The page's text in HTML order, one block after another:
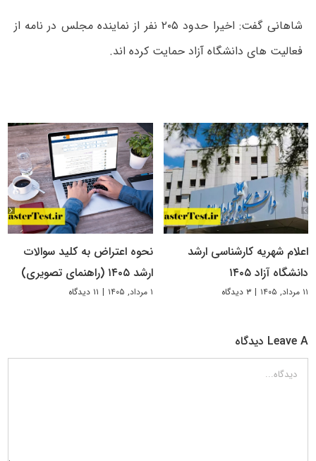
شاهانی گفت: اخیرا حدود ۲۰۵ نفر از نماینده مجلس در نامه از
فعالیت های دانشگاه آزاد حمایت کرده اند.
اعلام شهریه کارشناسی ارشد
دانشگاه آزاد ۱۴۰۵
۱۱ مرداد, ۱۴۰۵ | ۳ دیدگاه
نحوه اعتراض به کلید سوالات
ارشد ۱۴۰۵ (راهنمای تصویری)
۱ مرداد, ۱۴۰۵ | ۱۱ دیدگاه
Leave A دیدگاه
دیدگاه